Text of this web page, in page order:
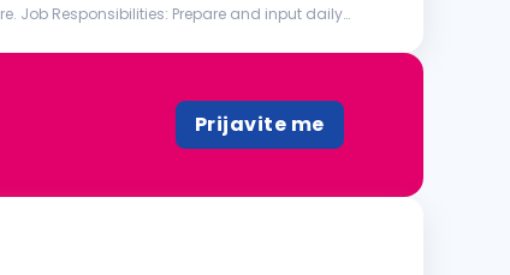
Prepare and input daily
Prijavite me